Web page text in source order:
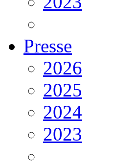
Presse
2026
2025
2024
2023